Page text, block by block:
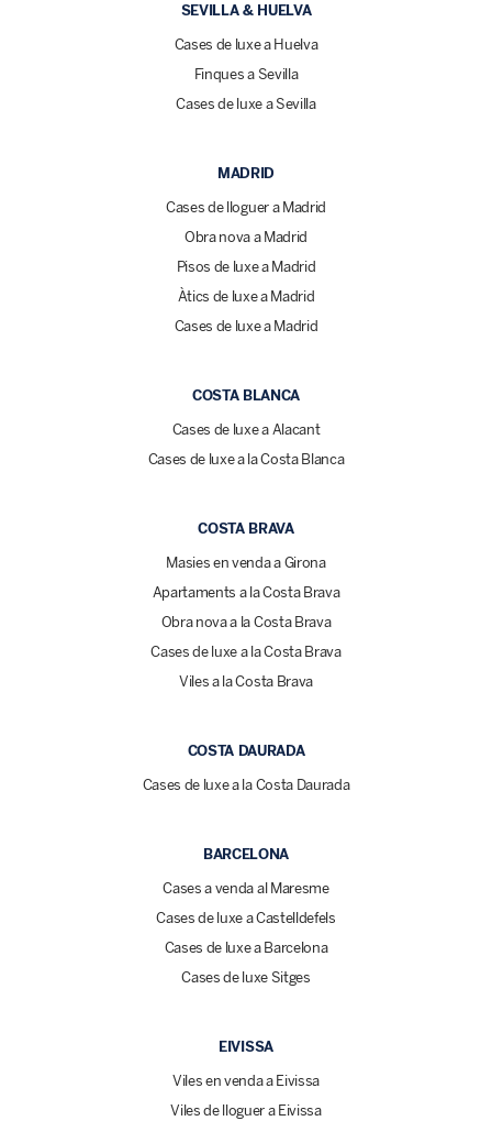
SEVILLA & HUELVA
Cases de luxe a Huelva
Finques a Sevilla
Cases de luxe a Sevilla
MADRID
Cases de lloguer a Madrid
Obra nova a Madrid
Pisos de luxe a Madrid
Àtics de luxe a Madrid
Cases de luxe a Madrid
COSTA BLANCA
Cases de luxe a Alacant
Cases de luxe a la Costa Blanca
COSTA BRAVA
Masies en venda a Girona
Apartaments a la Costa Brava
Obra nova a la Costa Brava
Cases de luxe a la Costa Brava
Viles a la Costa Brava
COSTA DAURADA
Cases de luxe a la Costa Daurada
BARCELONA
Cases a venda al Maresme
Cases de luxe a Castelldefels
Cases de luxe a Barcelona
Cases de luxe Sitges
EIVISSA
Viles en venda a Eivissa
Viles de lloguer a Eivissa